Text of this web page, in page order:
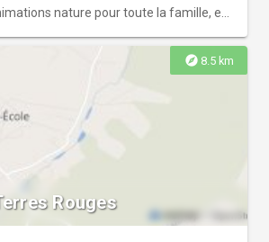
nature pour toute la famille, en
explore 8.5 km
Rouges